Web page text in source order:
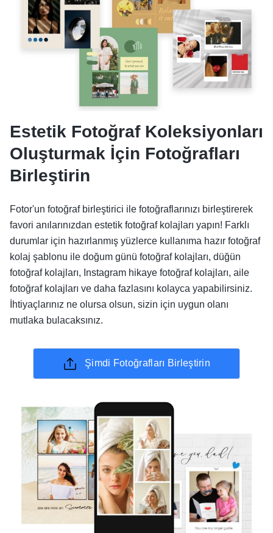
Estetik Fotoğraf Koleksiyonları
Oluşturmak İçin Fotoğrafları
Birleştirin
Fotor'un fotoğraf birleştirici ile fotoğraflarınızı birleştirerek
favori anılarınızdan estetik fotoğraf kolajları yapın! Farklı
durumlar için hazırlanmış yüzlerce kullanıma hazır fotoğraf
kolaj şablonu ile doğum günü fotoğraf kolajları, düğün
fotoğraf kolajları, Instagram hikaye fotoğraf kolajları, aile
fotoğraf kolajları ve daha fazlasını kolayca yapabilirsiniz.
İhtiyaçlarınız ne olursa olsun, sizin için uygun olanı
mutlaka bulacaksınız.
Şimdi Fotoğrafları Birleştirin